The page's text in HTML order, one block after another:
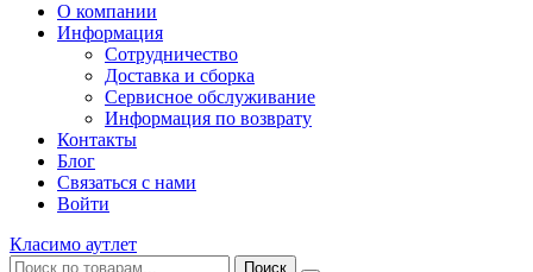
О компании
Информация
Сотрудничество
Доставка и сборка
Сервисное обслуживание
Информация по возврату
Контакты
Блог
Связаться с нами
Войти
Класимо аутлет